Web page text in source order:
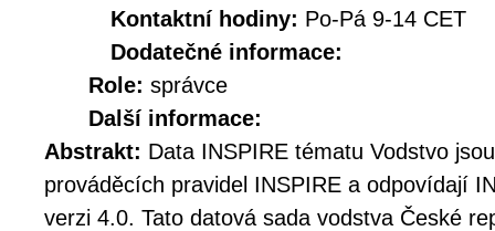
Kontaktní hodiny: Po-Pá 9-14 CET
Dodatečné informace:
Role: správce
Další informace:
Abstrakt: Data INSPIRE tématu Vodstvo
prováděcích pravidel INSPIRE a odpovídají
verzi 4.0. Tato datová sada vodstva České